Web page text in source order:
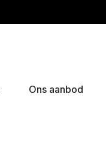
Ons aanbod